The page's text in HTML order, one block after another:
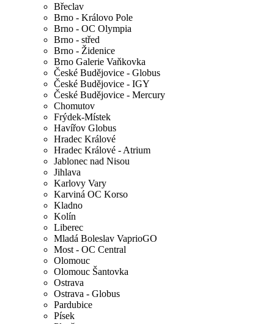
Břeclav
Brno - Královo Pole
Brno - OC Olympia
Brno - střed
Brno - Židenice
Brno Galerie Vaňkovka
České Budějovice - Globus
České Budějovice - IGY
České Budějovice - Mercury
Chomutov
Frýdek-Místek
Havířov Globus
Hradec Králové
Hradec Králové - Atrium
Jablonec nad Nisou
Jihlava
Karlovy Vary
Karviná OC Korso
Kladno
Kolín
Liberec
Mladá Boleslav VaprioGO
Most - OC Central
Olomouc
Olomouc Šantovka
Ostrava
Ostrava - Globus
Pardubice
Písek